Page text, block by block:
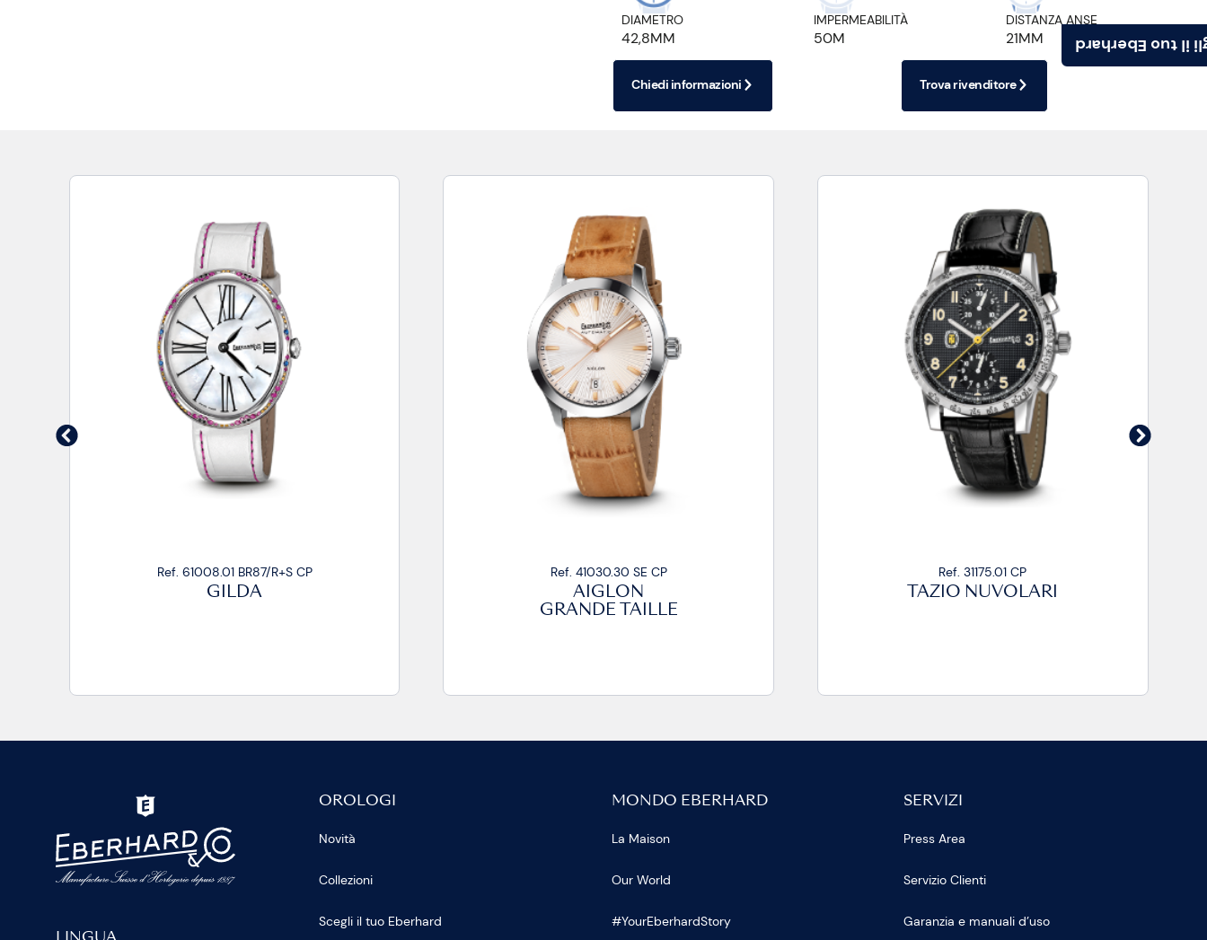
Scegli il tuo
DIAMETRO
42,8MM
IMPERMEABILITÀ
50M
DISTANZA ANSE
21MM
Chiedi informazioni Trova rivenditore
Ref. 61008.01 BR87/R+S CP
GILDA
Ref. 41030.30 SE CP
AIGLON
GRANDE TAILLE
Ref. 31175.01 CP
TAZIO NUVOLARI
OROLOGI
Novità
Collezioni
Scegli il tuo Eberhard
MONDO EBERHARD
La Maison
Our World
#YourEberhardStory
SERVIZI
Press Area
Servizio Clienti
Garanzia e manuali d’uso